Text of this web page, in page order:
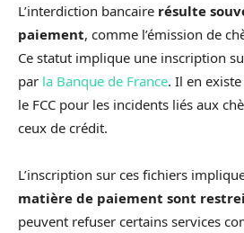
L’interdiction bancaire résulte
paiement, comme l’émission de
Ce statut implique une inscription
par la Banque de France. Il en
le FCC pour les incidents liés aux
ceux de crédit.
L’inscription sur ces fichiers
matière de paiement sont
peuvent refuser certains services